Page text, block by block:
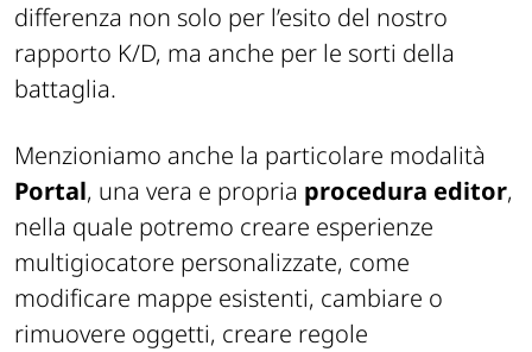
differenza non solo per l’esito del nostro
rapporto K/D, ma anche per le sorti della
battaglia.
Menzioniamo anche la particolare modalità
Portal, una vera e propria procedura editor,
nella quale potremo creare esperienze
multigiocatore personalizzate, come
modificare mappe esistenti, cambiare o
rimuovere oggetti, creare regole